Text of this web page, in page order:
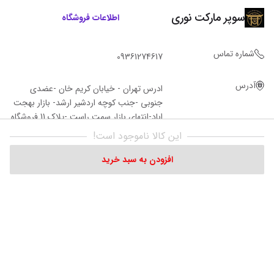
این کالا ناموجود است!
افزودن به سبد خرید
سوپر مارکت نوری اطلاعات فروشگاه
شماره تماس 09361274617
آدرس
ادرس تهران - خیابان کریم خان -عضدی
جنوبی -جنب کوچه اردشیر ارشد- بازار بهجت
اباد-انتهای بازار سمت راست -پلاک 11 فروشگاه‌
نوری